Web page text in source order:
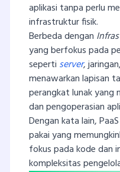
aplikasi tanpa perlu
infrastruktur fisik.
Berbeda dengan
yang berfokus pada
seperti server,
menawarkan lapisan
perangkat lunak yang
dan pengoperasian
Dengan kata lain,
pakai yang
fokus pada kode dan
kompleksitas